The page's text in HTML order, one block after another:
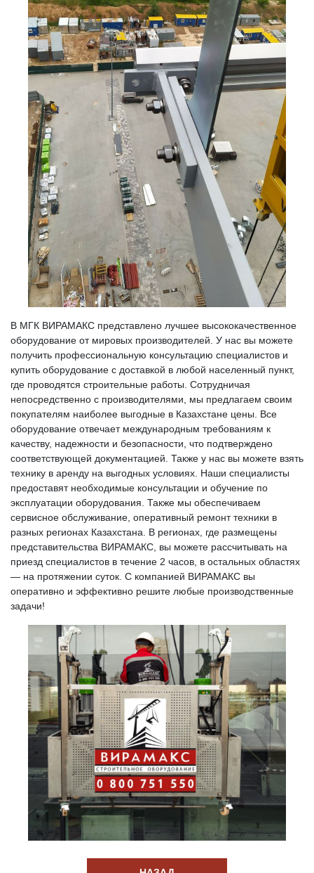
В МГК ВИРАМАКС представлено лучшее высококачественное
оборудование от мировых производителей. У нас вы можете
получить профессиональную консультацию специалистов и
купить оборудование с доставкой в любой населенный пункт,
где проводятся строительные работы. Сотрудничая
непосредственно с производителями, мы предлагаем своим
покупателям наиболее выгодные в Казахстане цены. Все
оборудование отвечает международным требованиям к
качеству, надежности и безопасности, что подтверждено
соответствующей документацией. Также у нас вы можете взять
технику в аренду на выгодных условиях. Наши специалисты
предоставят необходимые консультации и обучение по
эксплуатации оборудования. Также мы обеспечиваем
сервисное обслуживание, оперативный ремонт техники в
разных регионах Казахстана. В регионах, где размещены
представительства ВИРАМАКС, вы можете рассчитывать на
приезд специалистов в течение 2 часов, в остальных областях
— на протяжении суток. С компанией ВИРАМАКС вы
оперативно и эффективно решите любые производственные
задачи!